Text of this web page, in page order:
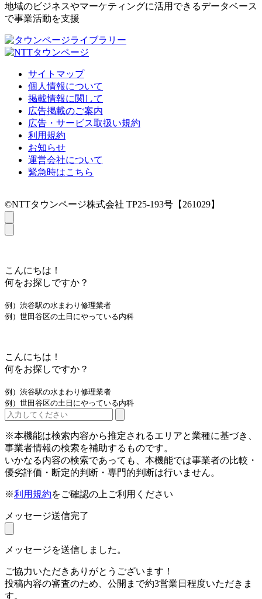
地域のビジネスやマーケティングに活用できるデータベース
で事業活動を支援
サイトマップ
個人情報について
掲載情報に関して
広告掲載のご案内
広告・サービス取扱い規約
利用規約
お知らせ
運営会社について
緊急時はこちら
©NTTタウンページ株式会社 TP25-193号【261029】
こんにちは！
何をお探しですか？
例）渋谷駅の水まわり修理業者
例）世田谷区の土日にやっている内科
こんにちは！
何をお探しですか？
例）渋谷駅の水まわり修理業者
例）世田谷区の土日にやっている内科
※本機能は検索内容から推定されるエリアと業種に基づき、
事業者情報の検索を補助するものです。
いかなる内容の検索であっても、本機能では事業者の比較・
優劣評価・断定的判断・専門的判断は行いません。
※利用規約をご確認の上ご利用ください
メッセージ送信完了
メッセージを送信しました。
ご協力いただきありがとうございます！
投稿内容の審査のため、公開まで約3営業日程度いただきま
す。